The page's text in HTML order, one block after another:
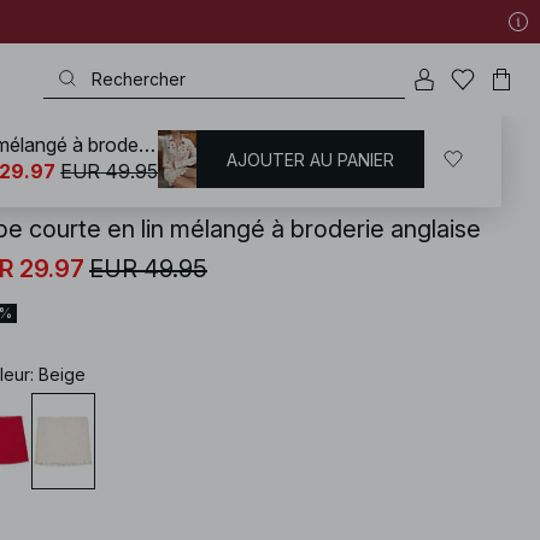
/ Tenues d'été Ensembles d'été
courte en lin mélangé à broderie anglaise
29.97 EUR 49.95
: Beige
Jupe courte en lin mélangé à broderie anglaise
EUR 49.95 AJOUTER AU PANIER